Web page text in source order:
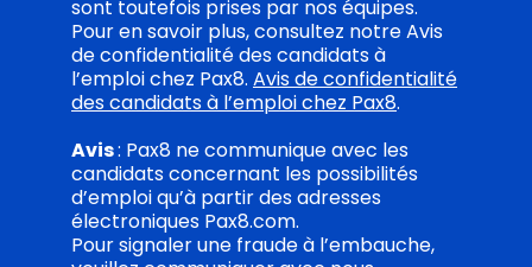
sont toutefois prises par nos équipes.
Pour en savoir plus, consultez notre Avis
de confidentialité des candidats à
l’emploi chez Pax8. Avis de confidentialité
des candidats à l’emploi chez Pax8.
Avis: Pax8 ne communique avec les
candidats concernant les possibilités
d’emploi qu’à partir des adresses
électroniques Pax8.com.
Pour signaler une fraude à l’embauche,